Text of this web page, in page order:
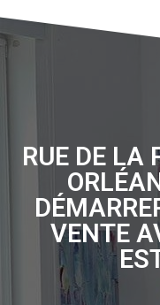
RUE DE LA
VENTE